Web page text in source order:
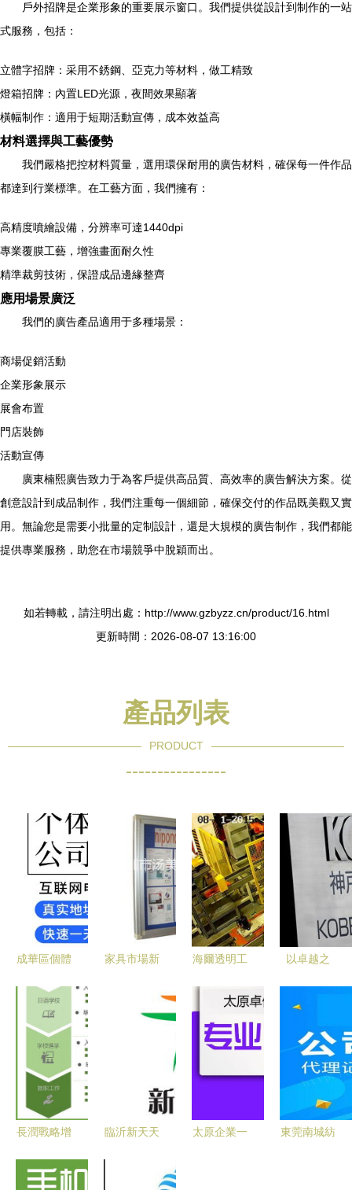
戶外招牌是企業形象的重要展示窗口。我們提供從設計到制作的一站
式服務，包括：
立體字招牌：采用不銹鋼、亞克力等材料，做工精致
燈箱招牌：內置LED光源，夜間效果顯著
橫幅制作：適用于短期活動宣傳，成本效益高
材料選擇與工藝優勢
我們嚴格把控材料質量，選用環保耐用的廣告材料，確保每一件作品
都達到行業標準。在工藝方面，我們擁有：
高精度噴繪設備，分辨率可達1440dpi
專業覆膜工藝，增強畫面耐久性
精準裁剪技術，保證成品邊緣整齊
應用場景廣泛
我們的廣告產品適用于多種場景：
商場促銷活動
企業形象展示
展會布置
門店裝飾
活動宣傳
廣東楠熙廣告致力于為客戶提供高品質、高效率的廣告解決方案。從
創意設計到成品制作，我們注重每一個細節，確保交付的作品既美觀又實
用。無論您是需要小批量的定制設計，還是大規模的廣告制作，我們都能
提供專業服務，助您在市場競爭中脫穎而出。
如若轉載，請注明出處：http://www.gzbyzz.cn/product/16.html
更新時間：2026-08-07 13:16:00
產品列表
PRODUCT
----------------
成華區個體
全攻略 成
都億源小攬
代辦與廣告
設計行業須
知
家具市場新
海爾透明工
證還是營銷
噱頭？廣告
設計背后的
深意
以卓越之
未來 日本
神戶制鋼所
KOBELCO
合金產品授
權代理正式
啟航
長潤戰略增
友株式會社
臨沂新天天
太原企業一
東莞南城紡